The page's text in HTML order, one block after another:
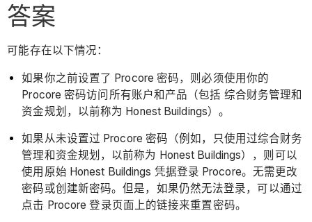
答案
可能存在以下情况：
如果你之前设置了 Procore 密码，则必须使用你的
Procore 密码访问所有账户和产品（包括 综合财务管理和
资金规划，以前称为 Honest Buildings）。
如果从未设置过 Procore 密码（例如，只使用过综合财务
管理和资金规划，以前称为 Honest Buildings），则可以
使用原始 Honest Buildings 凭据登录 Procore。无需更改
密码或创建新密码。但是，如果仍然无法登录，可以通过
点击 Procore 登录页面上的链接来重置密码。